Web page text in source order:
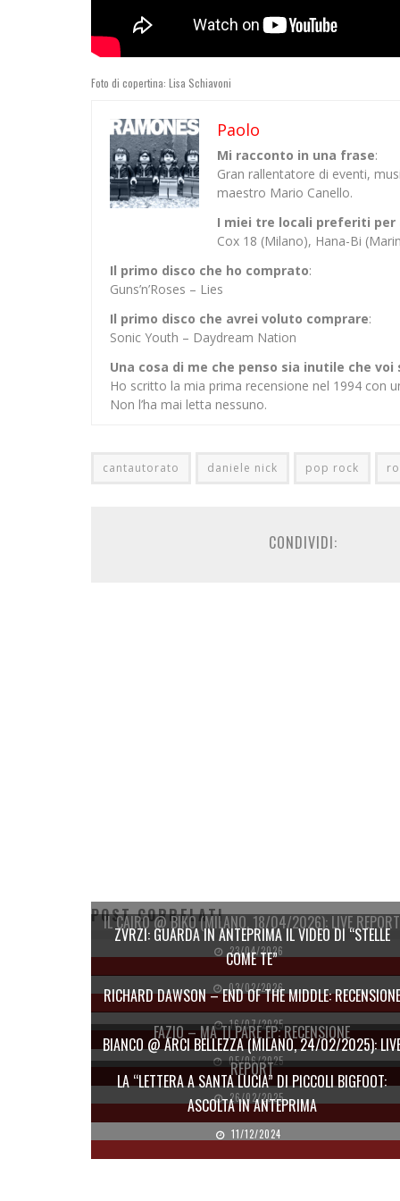
Foto di copertina: Lisa Schiavoni
Paolo
Mi racconto in una frase:
Gran rallentatore di eventi,
maestro Mario Canello.
I miei tre locali preferiti per
Cox 18 (Milano), Hana-Bi
Il primo disco che ho comprato:
Guns’n’Roses – Lies
Il primo disco che avrei voluto comprare:
Sonic Youth – Daydream Nation
Una cosa di me che penso sia inutile che
Ho scritto la mia prima recensione nel 1994 con
Non l’ha mai letta nessuno.
cantautorato daniele nick pop rock
CONDIVIDI:
POST CORRELATI
IL CAIRO @ BIKO (MILANO, 18/04/2026): LIVE REPORT
23/04/2026
ZVRZI: GUARDA IN ANTEPRIMA IL VIDEO DI “STELLE
COME TE”
03/02/2026
RICHARD DAWSON – END OF THE MIDDLE: RECENSIONE
16/07/2025
FAZIO – MA TI PARE EP: RECENSIONE
05/06/2025
BIANCO @ ARCI BELLEZZA (MILANO, 24/02/2025):
REPORT
26/02/2025
LA “LETTERA A SANTA LUCIA” DI PICCOLI BIGFOOT:
ASCOLTA IN ANTEPRIMA
11/12/2024